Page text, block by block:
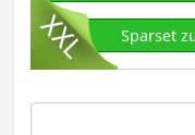
Sparset